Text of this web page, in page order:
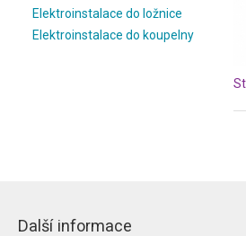
Elektroinstalace do ložnice
Elektroinstalace do koupelny
Další informace